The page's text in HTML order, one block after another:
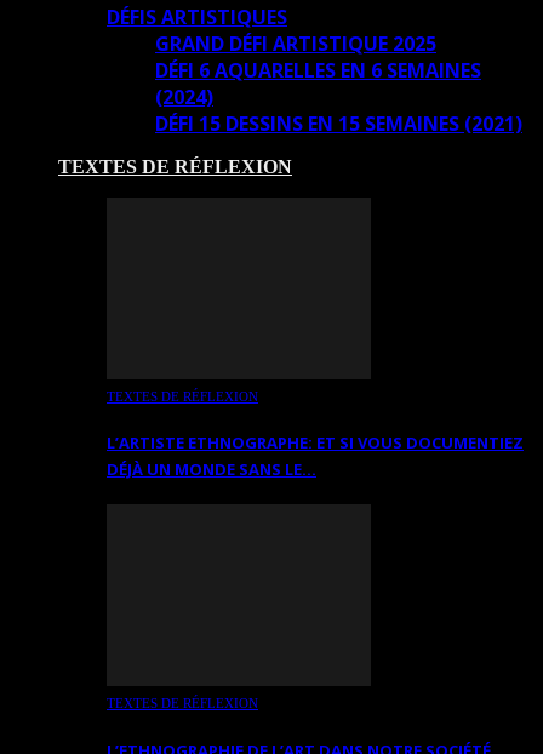
DÉFIS ARTISTIQUES
GRAND DÉFI ARTISTIQUE 2025
DÉFI 6 AQUARELLES EN 6 SEMAINES
(2024)
DÉFI 15 DESSINS EN 15 SEMAINES (2021)
TEXTES DE RÉFLEXION
TEXTES DE RÉFLEXION
L’ARTISTE ETHNOGRAPHE: ET SI VOUS DOCUMENTIEZ
DÉJÀ UN MONDE SANS LE…
TEXTES DE RÉFLEXION